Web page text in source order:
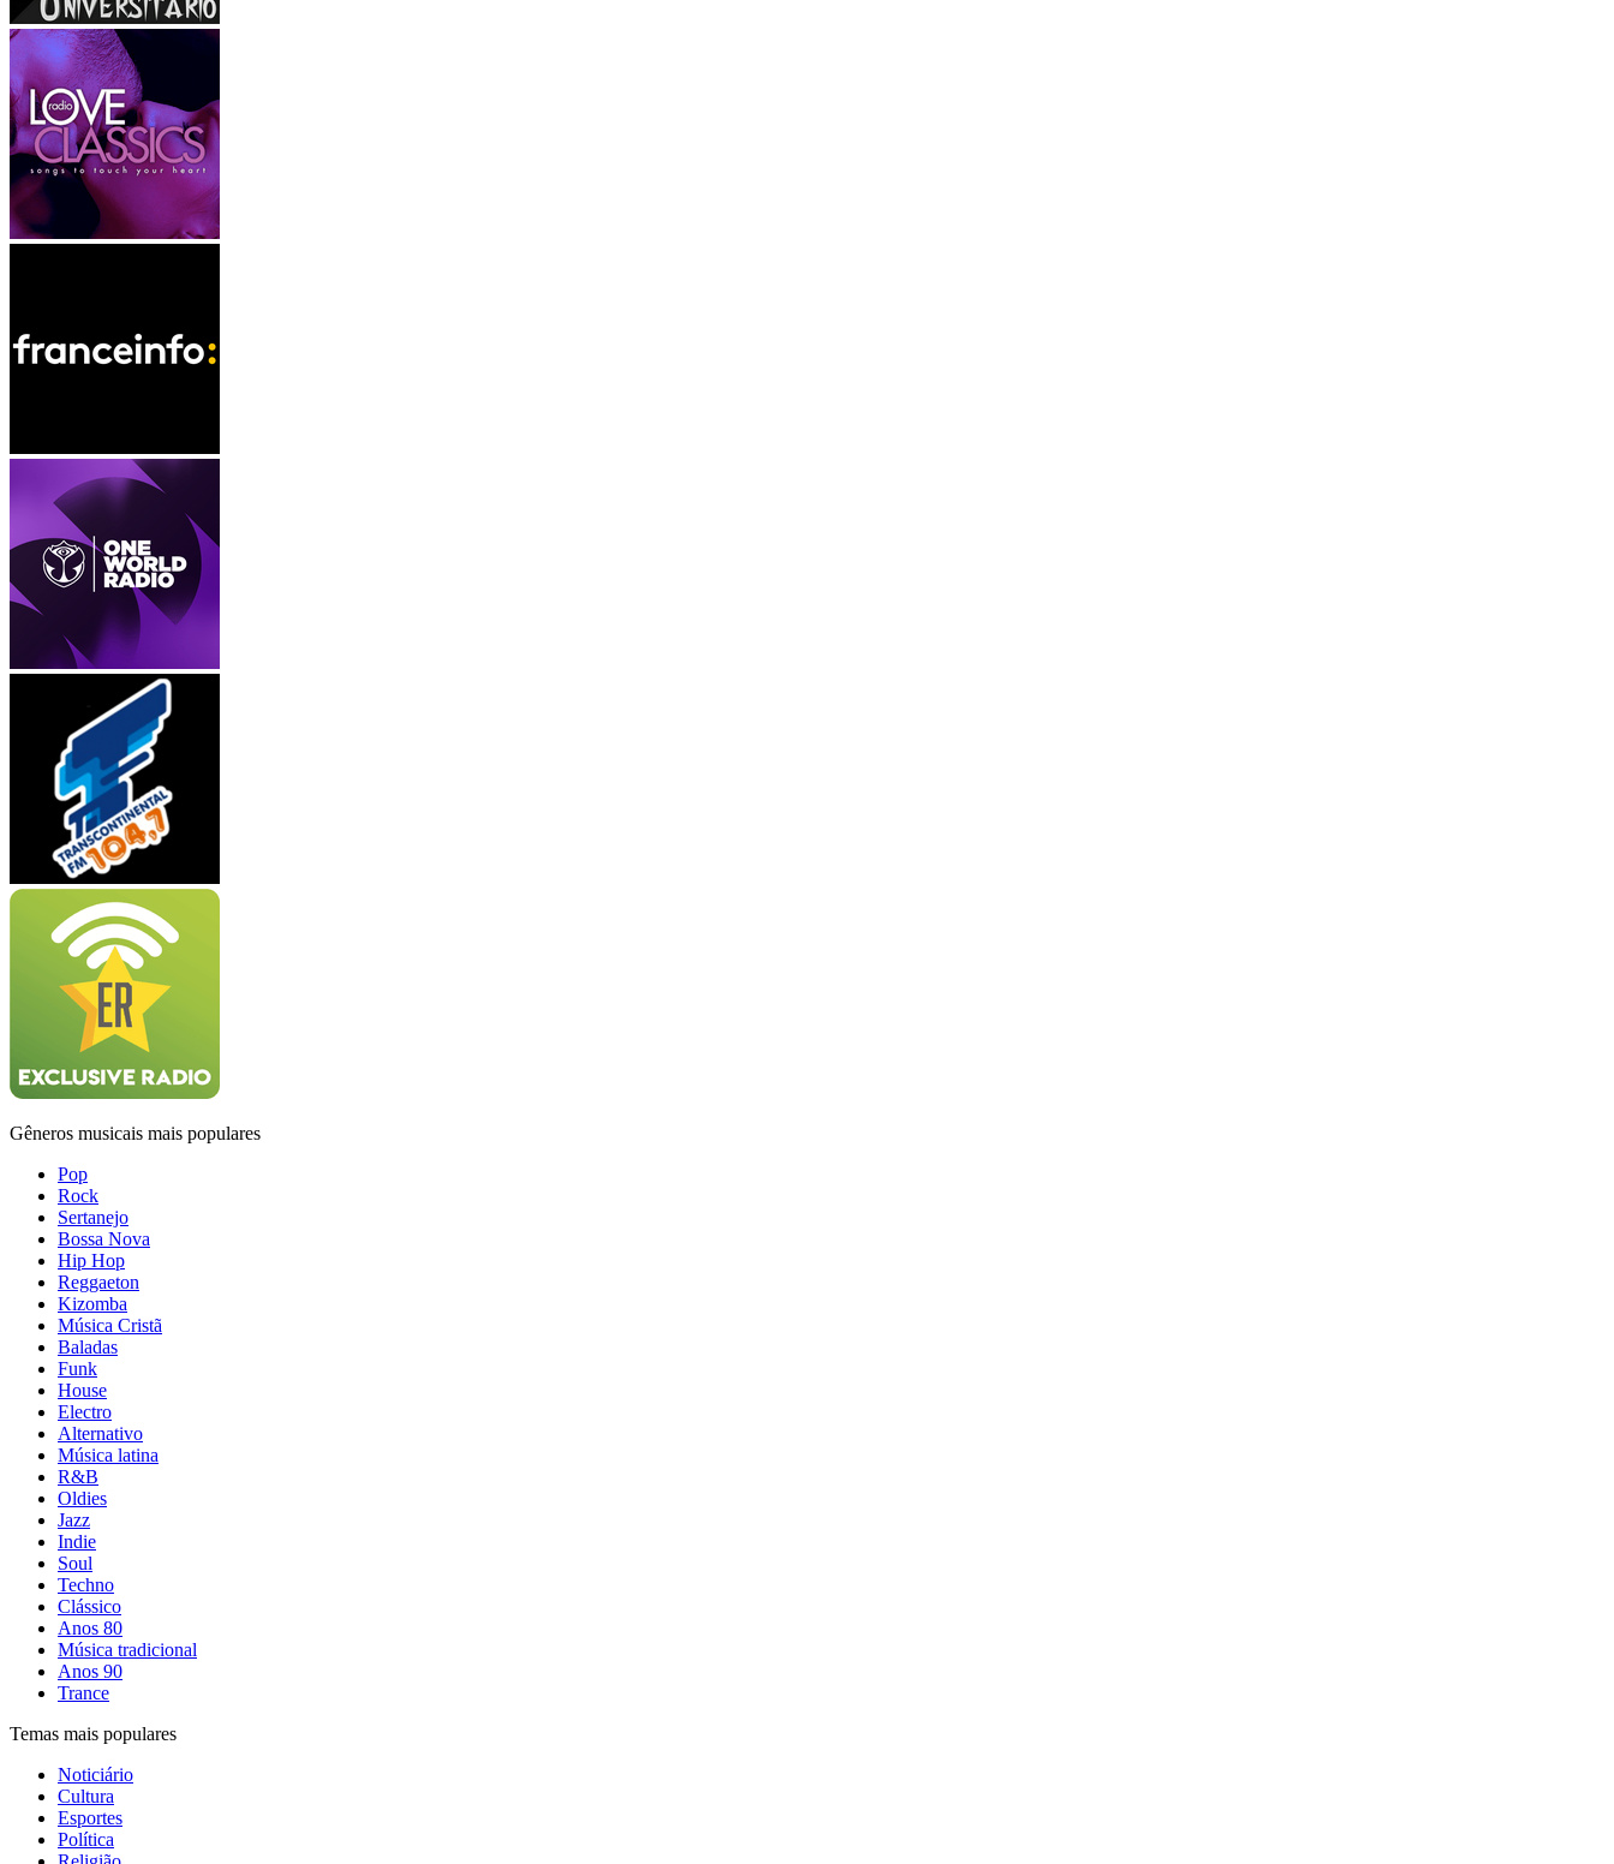
Gêneros musicais mais populares
Pop
Rock
Sertanejo
Bossa Nova
Hip Hop
Reggaeton
Kizomba
Música Cristã
Baladas
Funk
House
Electro
Alternativo
Música latina
R&B
Oldies
Jazz
Indie
Soul
Techno
Clássico
Anos 80
Música tradicional
Anos 90
Trance
Temas mais populares
Noticiário
Cultura
Esportes
Política